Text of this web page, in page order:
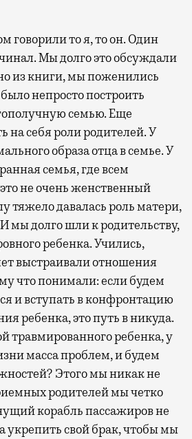
говорили то я, то он. Один
Мы долго это обсуждали
из книги, мы поженились
непросто построить
семью. Еще
себя роли родителей. У
образа отца в семье. У
семья, где всем
не очень женственный
тяжело давалась роль матери,
мы долго шли к родительству,
ребенка. Учились,
выстраивали отношения
что понимали: если будем
и вступать в конфронтацию
ребенка, это путь в никуда.
травмированного ребенка, у
масса проблем, и будем
Этого мы никак не
родителей мы четко
корабль пассажиров не
укрепить свой брак, чтобы мы